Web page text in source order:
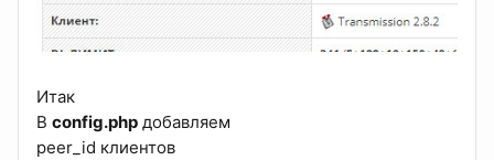
Итак
В config.php добавляем
peer_id клиентов